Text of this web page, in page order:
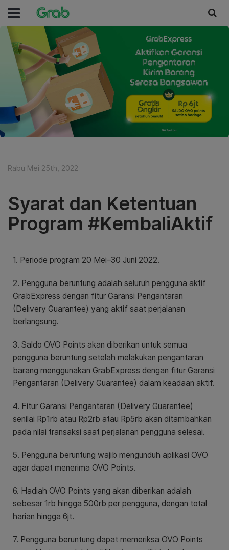
Rabu Mei 25th, 2022
Syarat dan Ketentuan
Program #KembaliAktif
1. Periode program 20 Mei–30 Juni 2022.
2. Pengguna beruntung adalah seluruh pengguna aktif
GrabExpress dengan fitur Garansi Pengantaran
(Delivery Guarantee) yang aktif saat perjalanan
berlangsung.
3. Saldo OVO Points akan diberikan untuk semua
pengguna beruntung setelah melakukan pengantaran
barang menggunakan GrabExpress dengan fitur Garansi
Pengantaran (Delivery Guarantee) dalam keadaan aktif.
4. Fitur Garansi Pengantaran (Delivery Guarantee)
senilai Rp1rb atau Rp2rb atau Rp5rb akan ditambahkan
pada nilai transaksi saat perjalanan pengguna selesai.
5. Pengguna beruntung wajib mengunduh aplikasi OVO
agar dapat menerima OVO Points.
6. Hadiah OVO Points yang akan diberikan adalah
sebesar 1rb hingga 500rb per pengguna, dengan total
harian hingga 6jt.
7. Pengguna beruntung dapat memeriksa OVO Points